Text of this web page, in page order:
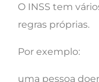
O INSS tem
regras próprias.
Por exemplo:
uma pessoa